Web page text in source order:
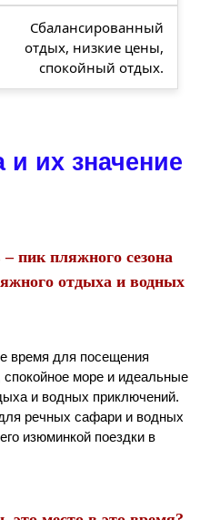
Сбалансированный
отдых, низкие цены,
спокойный отдых.
и их значение
пик пляжного сезона
отдыха и водных
время для посещения
море и идеальные
и водных приключений.
речных сафари и водных
изюминкой поездки в